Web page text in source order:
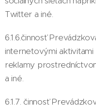
Twitter a iné.
6.1.6.činnosť
internetovými aktivitami
reklamy
a iné.
6.1.7. činnosť